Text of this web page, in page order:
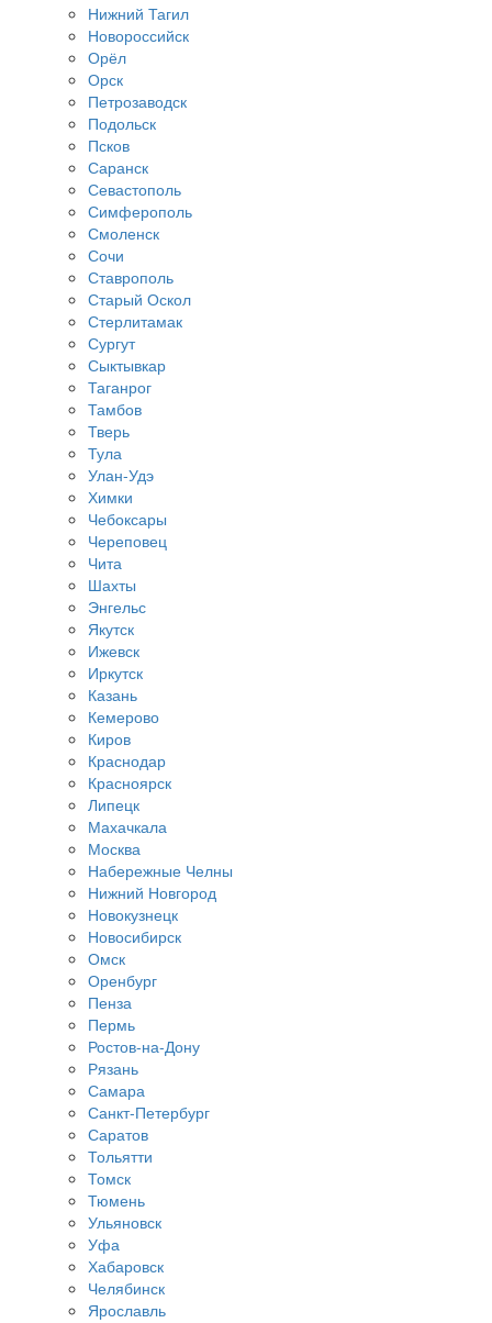
Нижний Тагил
Новороссийск
Орёл
Орск
Петрозаводск
Подольск
Псков
Саранск
Севастополь
Симферополь
Смоленск
Сочи
Ставрополь
Старый Оскол
Стерлитамак
Сургут
Сыктывкар
Таганрог
Тамбов
Тверь
Тула
Улан-Удэ
Химки
Чебоксары
Череповец
Чита
Шахты
Энгельс
Якутск
Ижевск
Иркутск
Казань
Кемерово
Киров
Краснодар
Красноярск
Липецк
Махачкала
Москва
Набережные Челны
Нижний Новгород
Новокузнецк
Новосибирск
Омск
Оренбург
Пенза
Пермь
Ростов-на-Дону
Рязань
Самара
Санкт-Петербург
Саратов
Тольятти
Томск
Тюмень
Ульяновск
Уфа
Хабаровск
Челябинск
Ярославль